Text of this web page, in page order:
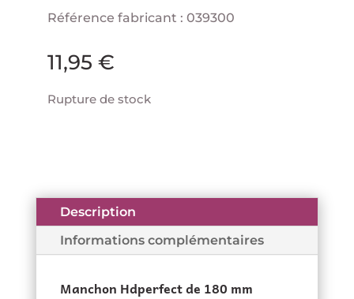
Référence fabricant : 039300
11,95 €
Rupture de stock
Description
Informations complémentaires
Manchon Hdperfect de 180 mm